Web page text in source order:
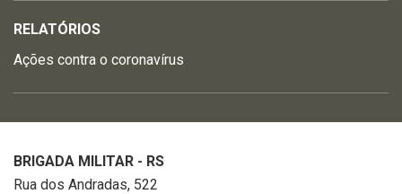
RELATÓRIOS
Ações contra o coronavírus
BRIGADA MILITAR - RS
Rua dos Andradas, 522